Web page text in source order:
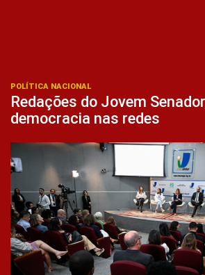
POLÍTICA NACIONAL
Redações do Jovem
democracia nas redes